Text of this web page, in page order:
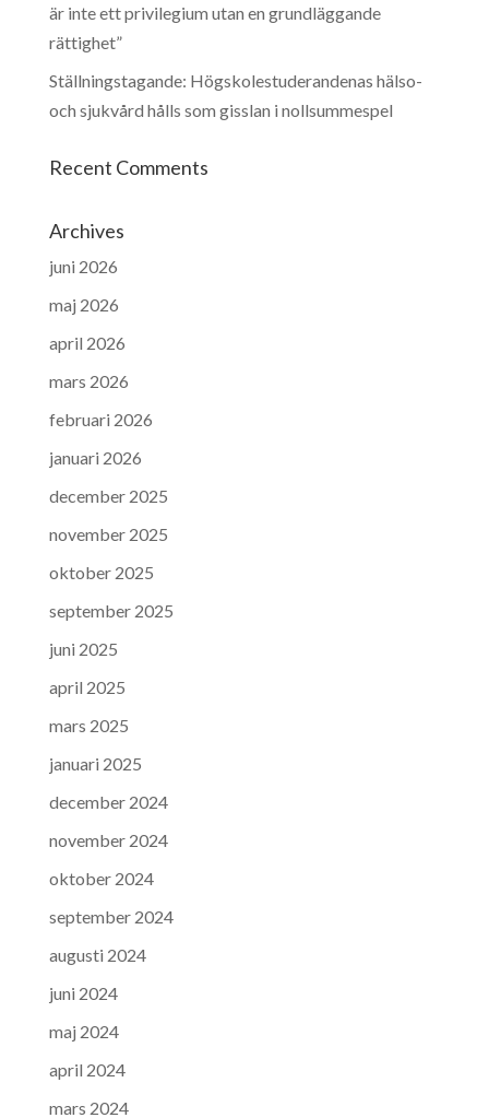
är inte ett privilegium utan en grundläggande
rättighet”
Ställningstagande: Högskolestuderandenas hälso-
och sjukvård hålls som gisslan i nollsummespel
Recent Comments
Archives
juni 2026
maj 2026
april 2026
mars 2026
februari 2026
januari 2026
december 2025
november 2025
oktober 2025
september 2025
juni 2025
april 2025
mars 2025
januari 2025
december 2024
november 2024
oktober 2024
september 2024
augusti 2024
juni 2024
maj 2024
april 2024
mars 2024